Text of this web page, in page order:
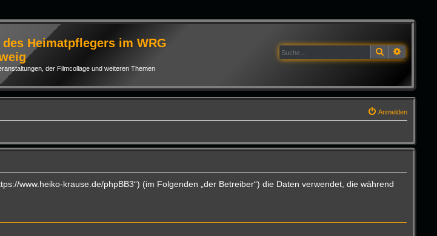
Heimatpflegers im WRG
der Filmcollage und weiteren Themen
Suche
Anmelden
www.heiko-krause.de/phpBB3“) (im Folgenden „der Betreiber“) die Daten verwendet, die während